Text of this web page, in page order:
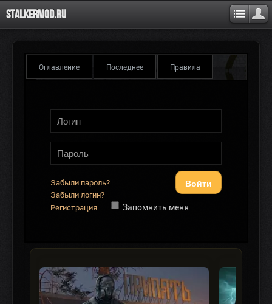
Stalkermod.ru
Оглавление Последнее Правила
Войти
Забыли пароль?
Забыли логин?
Регистрация
Запомнить меня